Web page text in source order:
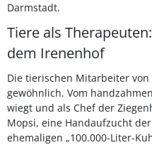
Darmstadt.
Tiere als
dem Irenenhof
Die tierischen Mitarbeiter
gewöhnlich. Vom
wiegt und als Chef der
Mopsi, eine Handaufzucht
ehemaligen „100.000-Liter-